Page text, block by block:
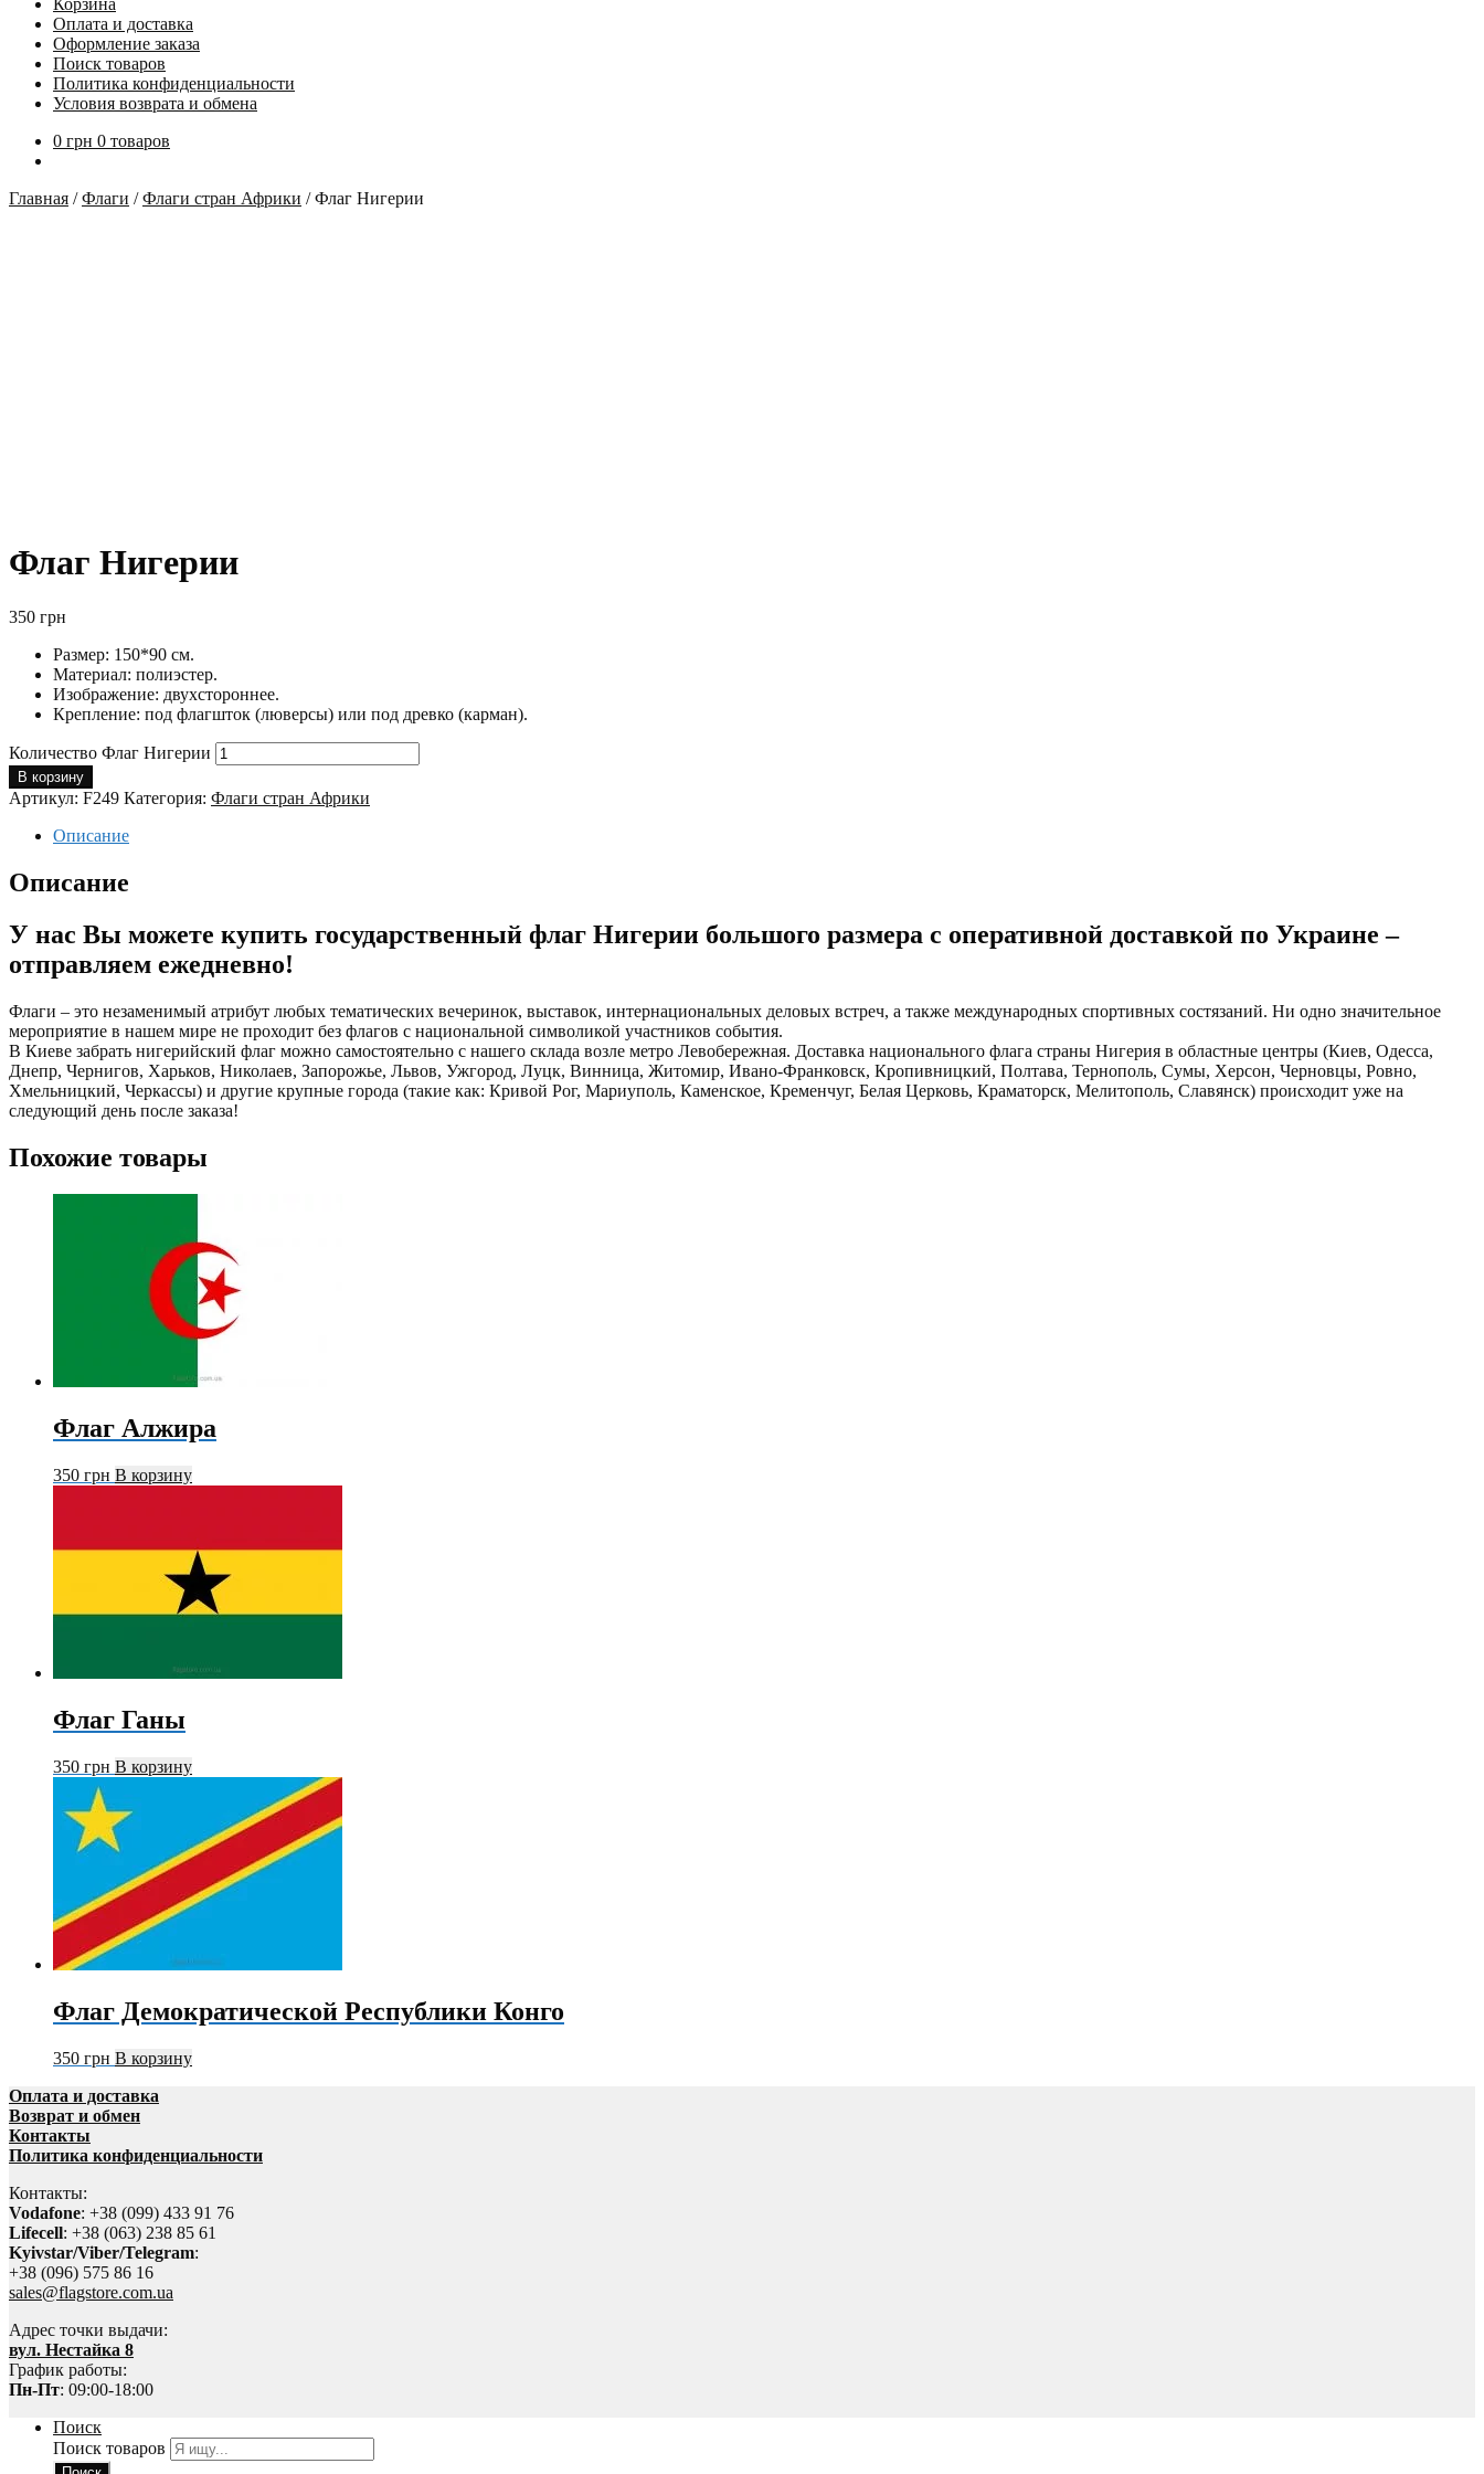
Корзина
Оплата и доставка
Оформление заказа
Поиск товаров
Политика конфиденциальности
Условия возврата и обмена
0 грн 0 товаров
Главная /Флаги /Флаги стран Африки /Флаг Нигерии
Флаг Нигерии
350 грн
Размер: 150*90 см.
Материал: полиэстер.
Изображение: двухстороннее.
Крепление: под флагшток (люверсы) или под древко (карман).
Количество Флаг Нигерии
В корзину
Артикул: F249 Категория: Флаги стран Африки
Описание
Описание
У нас Вы можете купить государственный флаг Нигерии большого размера с оперативной доставкой по Украине –
отправляем ежедневно!
Флаги – это незаменимый атрибут любых тематических вечеринок, выставок, интернациональных деловых встреч, а также международных спортивных состязаний. Ни одно значительное
мероприятие в нашем мире не проходит без флагов с национальной символикой участников события.
В Киеве забрать нигерийский флаг можно самостоятельно с нашего склада возле метро Левобережная. Доставка национального флага страны Нигерия в областные центры (Киев, Одесса,
Днепр, Чернигов, Харьков, Николаев, Запорожье, Львов, Ужгород, Луцк, Винница, Житомир, Ивано-Франковск, Кропивницкий, Полтава, Тернополь, Сумы, Херсон, Черновцы, Ровно,
Хмельницкий, Черкассы) и другие крупные города (такие как: Кривой Рог, Мариуполь, Каменское, Кременчуг, Белая Церковь, Краматорск, Мелитополь, Славянск) происходит уже на
следующий день после заказа!
Похожие товары
Флаг Алжира
350 грн В корзину
Флаг Ганы
350 грн В корзину
Флаг Демократической Республики Конго
350 грн В корзину
Оплата и доставка
Возврат и обмен
Контакты
Политика конфиденциальности
Контакты:
Vodafone: +38 (099) 433 91 76
Lifecell: +38 (063) 238 85 61
Kyivstar/Viber/Telegram:
+38 (096) 575 86 16
sales@flagstore.com.ua
Адрес точки выдачи:
вул. Нестайка 8
График работы:
Пн-Пт: 09:00-18:00
Поиск
Поиск товаров